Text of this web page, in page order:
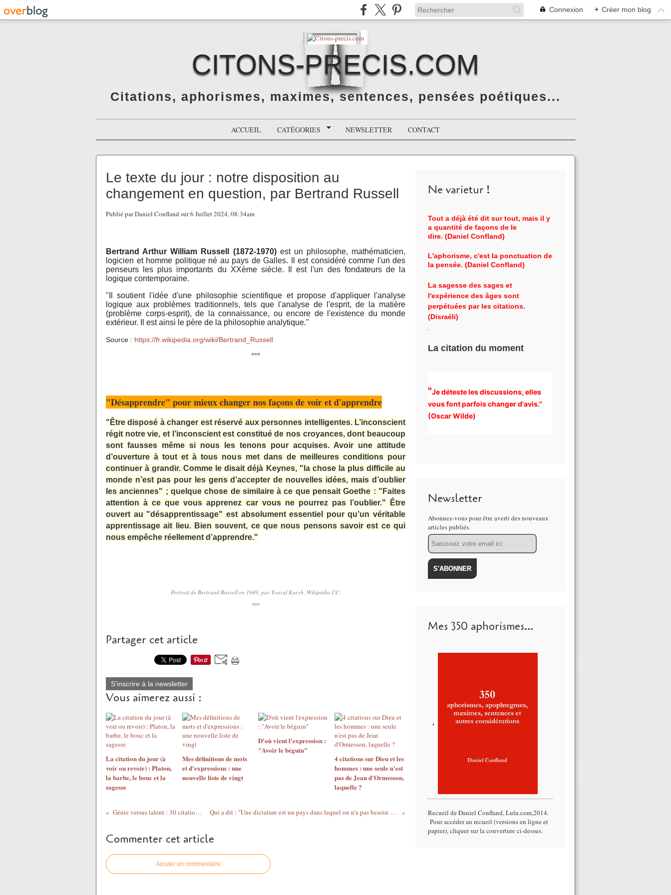
Connexion + Créer mon blog
CITONS-PRECIS.COM
Citations, aphorismes, maximes, sentences, pensées poétiques...
ACCUEIL CATÉGORIES NEWSLETTER CONTACT
Le texte du jour : notre disposition au
changement en question, par Bertrand Russell
Publié par Daniel Confland sur 6 Juillet 2024, 08:34am
Bertrand Arthur William Russell (1872-1970) est un philosophe, mathématicien,
logicien et homme politique né au pays de Galles. Il est considéré comme l'un des
penseurs les plus importants du XXème siècle. Il est l'un des fondateurs de la
logique contemporaine.
"Il soutient l'idée d'une philosophie scientifique et propose d'appliquer l'analyse
logique aux problèmes traditionnels, tels que l'analyse de l'esprit, de la matière
(problème corps-esprit), de la connaissance, ou encore de l'existence du monde
extérieur. Il est ainsi le père de la philosophie analytique."
Source : https://fr.wikipedia.org/wiki/Bertrand_Russell
°°°
"Désapprendre" pour mieux changer nos façons de voir et d'apprendre
"Être disposé à changer est réservé aux personnes intelligentes. L’inconscient
régit notre vie, et l’inconscient est constitué de nos croyances, dont beaucoup
sont fausses même si nous les tenons pour acquises. Avoir une attitude
d’ouverture à tout et à tous nous met dans de meilleures conditions pour
continuer à grandir. Comme le disait déjà Keynes, "la chose la plus difficile au
monde n’est pas pour les gens d’accepter de nouvelles idées, mais d’oublier
les anciennes" ; quelque chose de similaire à ce que pensait Goethe : "Faites
attention à ce que vous apprenez car vous ne pourrez pas l’oublier." Être
ouvert au "désapprentissage" est absolument essentiel pour qu’un véritable
apprentissage ait lieu. Bien souvent, ce que nous pensons savoir est ce qui
nous empêche réellement d’apprendre."
Portrait de Bertrand Russell en 1949, par Yousuf Karsh, Wikipédia CC.
°°°
Partager cet article
S'inscrire à la newsletter
Vous aimerez aussi :
La citation du jour (à
voir ou revoir) : Platon,
la barbe, le bouc et la
sagesse
Mes définitions de mots
et d'expressions : une
nouvelle liste de vingt
D'où vient l'expression :
"Avoir le béguin"
4 citations sur Dieu et les
hommes : une seule n'est
pas de Jean d'Ormesson,
laquelle ?
Génie versus talent : 30 citations de choix et des commentaires éclairants Qui a dit : "Une dictature est un pays dans lequel on n'a pas besoin de passer toute une nuit devant son poste pour apprendre le résultat des élections ?'
Commenter cet article
Ajouter un commentaire
Ne varietur !
Tout a déjà été dit sur tout, mais il y
a quantité de façons de le
dire. (Daniel Confland)
L'aphorisme, c'est la ponctuation de
la pensée. (Daniel Confland)
La sagesse des sages et
l'expérience des âges sont
perpétuées par les citations.
(Disraéli)
.
La citation du moment
"Je déteste les discussions, elles
vous font parfois changer d'avis."
(Oscar Wilde)
Newsletter
Abonnez-vous pour être averti des nouveaux
articles publiés.
Email
Mes 350 aphorismes...
Recueil de Daniel Confland, Lulu.com,2014.​
Pour accéder au recueil (versions en ligne et
papier), cliquer sur la couverture ci-dessus.